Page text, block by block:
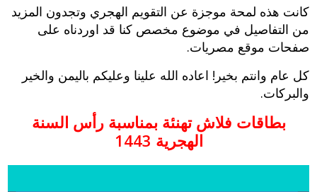
كانت هذه لمحة موجزة عن التقويم الهجري وتجدون المزيد
من التفاصيل في موضوع مخصص كنا قد اوردناه على
صفحات موقع مصريات.
كل عام وانتم بخير! اعاده الله علينا وعليكم باليمن والخير
والبركات.
بطاقات فلاش تهنئة بمناسبة رأس السنة
الهجرية 1443